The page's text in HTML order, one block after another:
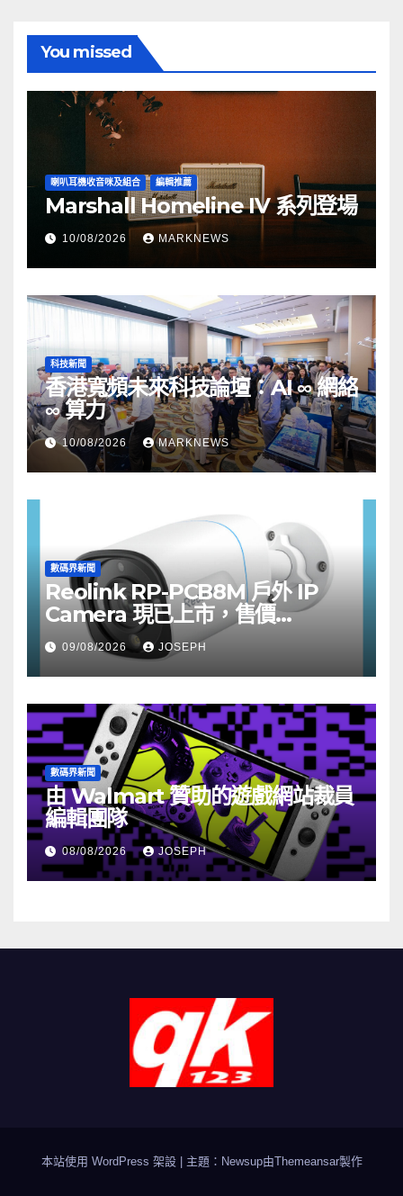
You missed
喇叭耳機收音咪及組合 編輯推薦
Marshall Homeline IV 系列登場
10/08/2026 MARKNEWS
科技新聞
香港寬頻未來科技論壇：AI ∞ 網絡
∞ 算力
10/08/2026 MARKNEWS
數碼界新聞
Reolink RP-PCB8M 戶外 IP
Camera 現已上市，售價
HK$722
09/08/2026 JOSEPH
數碼界新聞
由 Walmart 贊助的遊戲網站裁員
編輯團隊
08/08/2026 JOSEPH
本站使用 WordPress 架設 主題：Newsup由Themeansar製作